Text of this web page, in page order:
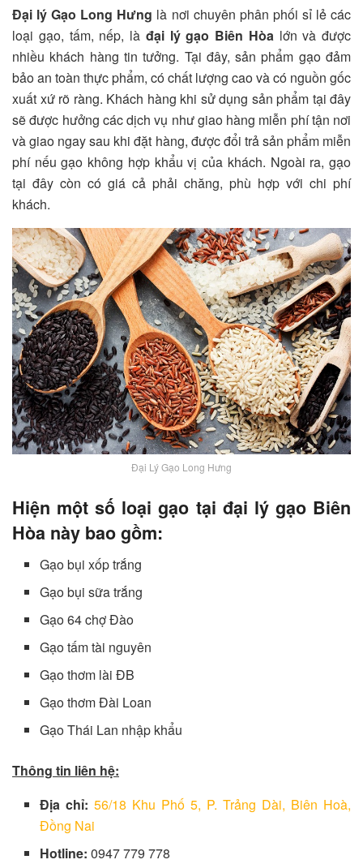
Đại lý Gạo Long Hưng là nơi chuyên phân phối sỉ lẻ các
loại gạo, tấm, nếp, là đại lý gạo Biên Hòalớn và được
nhiều khách hàng tin tưởng. Tại đây, sản phẩm gạo đảm
bảo an toàn thực phẩm, có chất lượng cao và có nguồn gốc
xuất xứ rõ ràng. Khách hàng khi sử dụng sản phẩm tại đây
sẽ được hưởng các dịch vụ như giao hàng miễn phí tận nơi
và giao ngay sau khi đặt hàng, được đổi trả sản phẩm miễn
phí nếu gạo không hợp khẩu vị của khách. Ngoài ra, gạo
tại đây còn có giá cả phải chăng, phù hợp với chi phí
khách.
Đại Lý Gạo Long Hưng
Hiện một số loại gạo tại đại lý gạo Biên
Hòa này bao gồm:
Gạo bụi xốp trắng
Gạo bụi sữa trắng
Gạo 64 chợ Đào
Gạo tấm tài nguyên
Gạo thơm lài ĐB
Gạo thơm Đài Loan
Gạo Thái Lan nhập khẩu
Thông tin liên hệ:
Địa chỉ: 56/18 Khu Phố 5, P. Trảng Dài, Biên Hoà,
Đồng Nai
Hotline:0947 779 778